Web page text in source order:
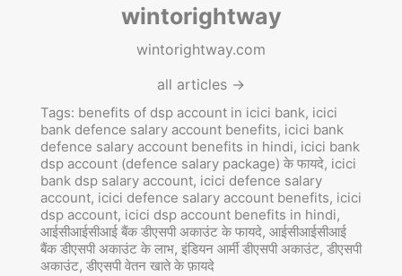
wintorightway
wintorightway.com
all articles →
Tags: benefits of dsp account in icici bank, icici
bank defence salary account benefits, icici bank
defence salary account benefits in hindi, icici bank
dsp account (defence salary package) के फायदे, icici
bank dsp salary account, icici defence salary
account, icici defence salary account benefits, icici
dsp account, icici dsp account benefits in hindi,
आईसीआईसीआई बैंक डीएसपी अकाउंट के फायदे, आईसीआईसीआई
बैंक डीएसपी अकाउंट के लाभ, इंडियन आर्मी डीएसपी अकाउंट, डीएसपी
अकाउंट, डीएसपी वेतन खाते के फ़ायदे